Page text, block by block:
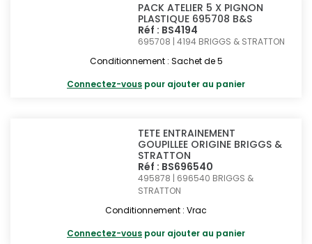
PACK ATELIER 5 X PIGNON
PLASTIQUE 695708 B&S
Réf : BS4194
695708 | 4194 BRIGGS & STRATTON
Conditionnement : Sachet de 5
Connectez-vous pour ajouter au panier
TETE ENTRAINEMENT
GOUPILLEE ORIGINE BRIGGS &
STRATTON
Réf : BS696540
495878 | 696540 BRIGGS &
STRATTON
Conditionnement : Vrac
Connectez-vous pour ajouter au panier